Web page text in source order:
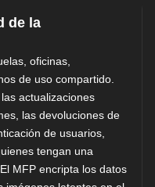
de la
oficinas,
de uso compartido.
actualizaciones
las devoluciones de
de usuarios,
tengan una
MFP encripta los datos